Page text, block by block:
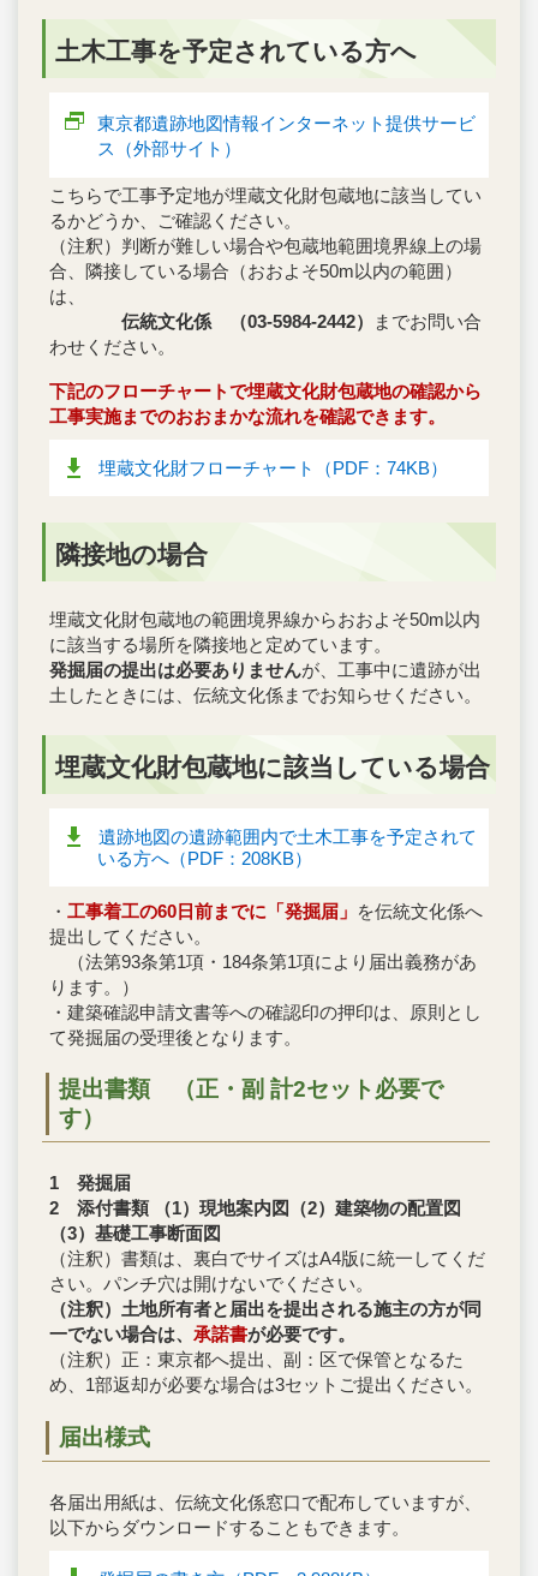
土木工事を予定されている方へ
東京都遺跡地図情報インターネット提供サービ
ス（外部サイト）
こちらで工事予定地が埋蔵文化財包蔵地に該当してい
るかどうか、ご確認ください。
（注釈）判断が難しい場合や包蔵地範囲境界線上の場
合、隣接している場合（おおよそ50m以内の範囲）
は、
伝統文化係 （03-5984-2442）
までお問い合
わせください。
下記のフローチャートで埋蔵文化財包蔵地の確認から
工事実施までのおおまかな流れを確認できます。
埋蔵文化財フローチャート（PDF：74KB）
隣接地の場合
埋蔵文化財包蔵地の範囲境界線からおおよそ50m以内
に該当する場所を隣接地と定めています。
発掘届の提出は必要ありませんが、工事中に遺跡が出
土したときには、伝統文化係までお知らせください。
埋蔵文化財包蔵地に該当している場合
遺跡地図の遺跡範囲内で土木工事を予定されて
いる方へ（PDF：208KB）
・ 工事着工の60日前までに 「発掘届」 を伝統文化係へ
提出してください。
（法第93条第1項・184条第1項により届出義務があ
ります。）
・建築確認申請文書等への確認印の押印は、原則とし
て発掘届の受理後となります。
提出書類
（正・副 計2セット必要で
す）
1 発掘届
2 添付書類 （1）現地案内図（2）建築物の配置図
（3）基礎工事断面図
（注釈）書類は、裏白でサイズはA4版に統一してくだ
さい。パンチ穴は開けないでください。
（注釈）土地所有者と届出を提出される施主の方が同
一でない場合は、 承諾書が必要です。
（注釈）正：東京都へ提出、副：区で保管となるた
め、1部返却が必要な場合は3セットご提出ください。
届出様式
各届出用紙は、伝統文化係窓口で配布していますが、
以下からダウンロードすることもできます。